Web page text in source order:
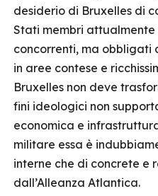
desiderio di Bruxelles di
Stati membri attualmente
concorrenti, ma obbligati
in aree contese e
Bruxelles non deve
fini ideologici non
economica e
militare essa è
interne che di concrete e
dall’Alleanza Atlantica.